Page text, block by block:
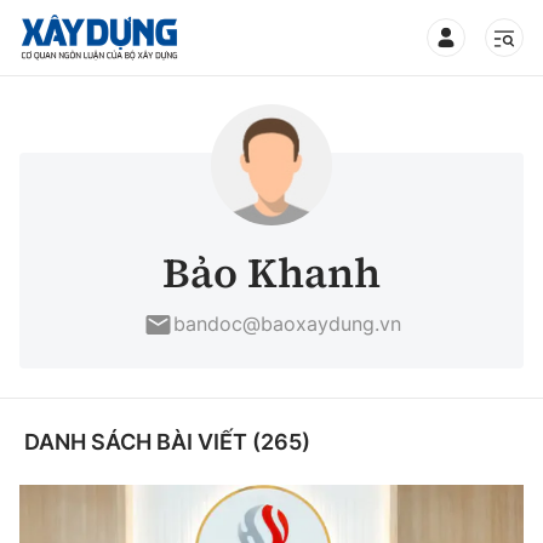
Chính trị
Xây dựng
Bảo Khanh
bandoc@baoxaydung.vn
DANH SÁCH BÀI VIẾT (265)